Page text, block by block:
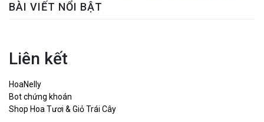
BÀI VIẾT NỔI BẬT
Liên kết
HoaNelly
Bot chứng khoán
Shop Hoa Tươi & Giỏ Trái Cây